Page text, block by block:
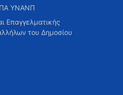
ΥΝΑΝΠ
Επαγγελματικής
του Δημοσίου